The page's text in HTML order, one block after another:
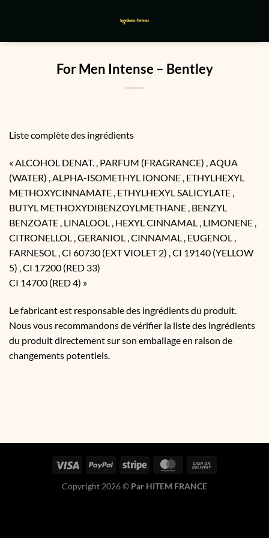
For Men Intense – Bentley
Liste complète des ingrédients
« ALCOHOL DENAT. , PARFUM (FRAGRANCE) , AQUA
(WATER) , ALPHA-ISOMETHYL IONONE , ETHYLHEXYL
METHOXYCINNAMATE , ETHYLHEXYL SALICYLATE ,
BUTYL METHOXYDIBENZOYLMETHANE , BENZYL
BENZOATE , LINALOOL , HEXYL CINNAMAL , LIMONENE ,
CITRONELLOL , GERANIOL , CINNAMAL , EUGENOL ,
FARNESOL , CI 60730 (EXT VIOLET 2) , CI 19140 (YELLOW
5) , CI 17200 (RED 33)
CI 14700 (RED 4) »
Le fabricant est responsable des ingrédients du produit.
Nous vous recommandons de vérifier la liste des ingrédients
du produit directement sur son emballage en raison de
changements potentiels.
Copyright 2026 © Par HITEM FRANCE